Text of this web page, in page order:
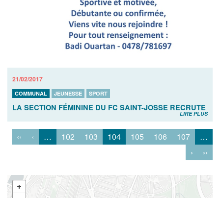
21/02/2017
COMMUNAL JEUNESSE SPORT
LA SECTION FÉMININE DU FC SAINT-JOSSE RECRUTE
LIRE PLUS
‹‹ ‹ … 102 103 104 105 106 107
…
›
››